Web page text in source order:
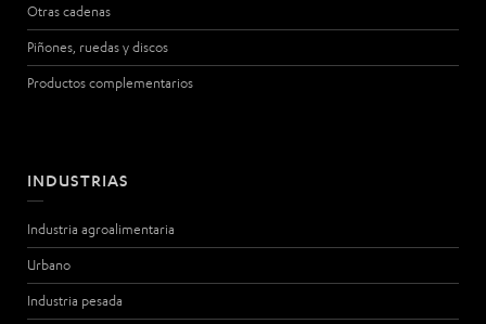
Otras cadenas
Piñones, ruedas y discos
Productos complementarios
INDUSTRIAS
Industria agroalimentaria
Urbano
Industria pesada